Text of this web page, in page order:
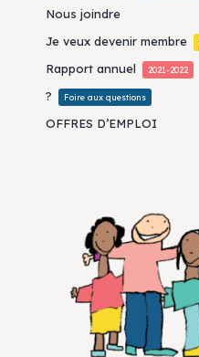
Nous joindre
Je veux devenir membre
Rapport annuel 2021-2022
? Foire aux questions
OFFRES D’EMPLOI